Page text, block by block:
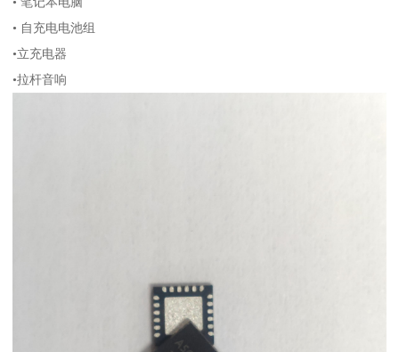
• 自充电电池组
•立充电器
•拉杆音响